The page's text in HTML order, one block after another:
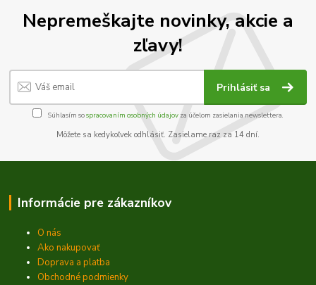
Nepremeškajte novinky, akcie a
zľavy!
Prihlásiť sa
Súhlasím sospracovaním osobných údajov za účelom zasielania newslettera.
Môžete sa kedykoľvek odhlásiť. Zasielame raz za 14 dní.
Informácie pre zákazníkov
O nás
Ako nakupovať
Doprava a platba
Obchodné podmienky